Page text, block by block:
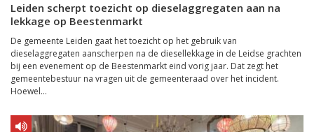
Leiden scherpt toezicht op dieselaggregaten aan na
lekkage op Beestenmarkt
De gemeente Leiden gaat het toezicht op het gebruik van
dieselaggregaten aanscherpen na de diesellekkage in de Leidse grachten
bij een evenement op de Beestenmarkt eind vorig jaar. Dat zegt het
gemeentebestuur na vragen uit de gemeenteraad over het incident.
Hoewel...